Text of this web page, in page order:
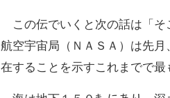
この伝でいくと次の話は「そ
航空宇宙局（ＮＡＳＡ）は先
在することを示すこれまでで最